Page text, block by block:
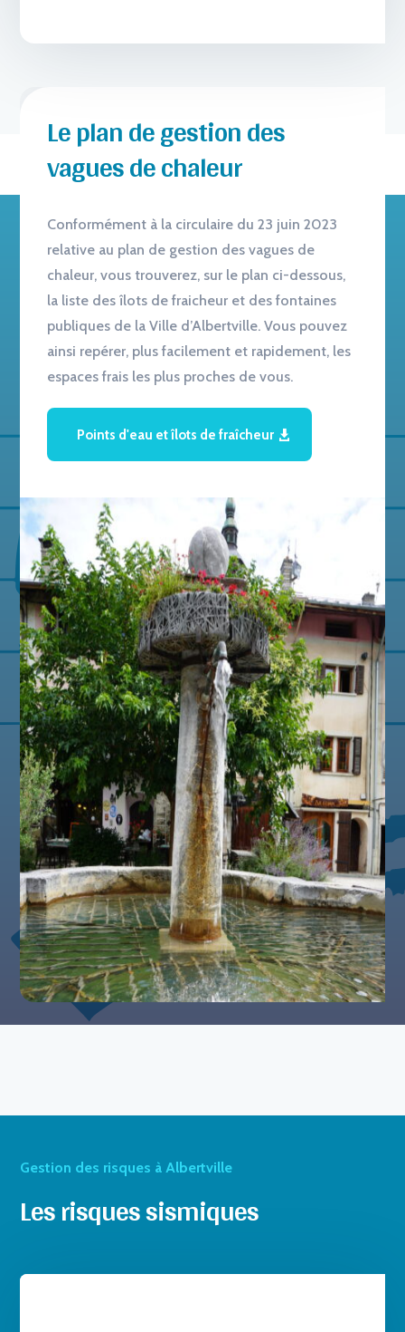
Le plan de gestion des
vagues de chaleur
Conformément à la circulaire du 23 juin 2023
relative au plan de gestion des vagues de
chaleur, vous trouverez, sur le plan ci-dessous,
la liste des îlots de fraicheur et des fontaines
publiques de la Ville d’Albertville. Vous pouvez
ainsi repérer, plus facilement et rapidement, les
espaces frais les plus proches de vous.
Points d'eau et îlots de fraîcheur
Gestion des risques à Albertville
Les risques sismiques